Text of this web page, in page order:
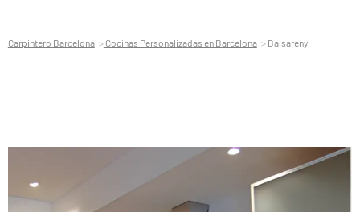
Carpintero Barcelona Cocinas Personalizadas en Barcelona Balsareny